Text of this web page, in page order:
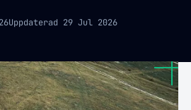
Uppdaterad 29 Jul 2026